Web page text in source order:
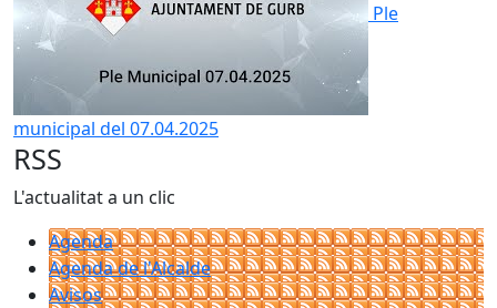
Ple
municipal del 07.04.2025
RSS
L'actualitat a un clic
Agenda
Agenda de l'Alcalde
Avisos